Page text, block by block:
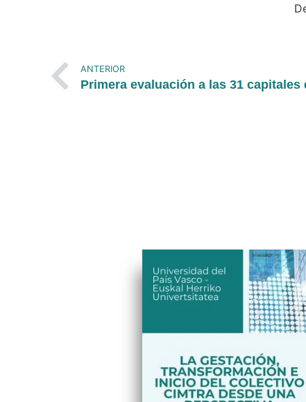
ANTERIOR
Primera evaluación a las 31 capitales